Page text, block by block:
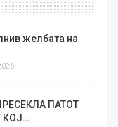
желбата на
ПАТОТ
КОЈ…